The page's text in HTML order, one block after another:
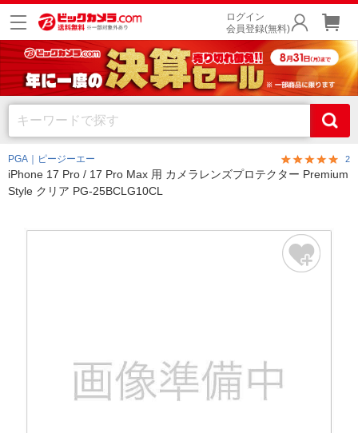
ログイン
会員登録(無料)
PGA｜ピージーエー 2
iPhone 17 Pro / 17 Pro Max 用 カメラレンズプロテクター Premium
Style クリア PG-25BCLG10CL